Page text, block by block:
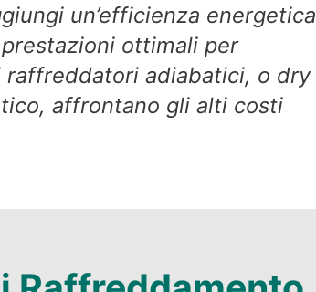
un’efficienza energetica
ottimali per
raffreddatori adiabatici, o dry
affrontano gli alti costi